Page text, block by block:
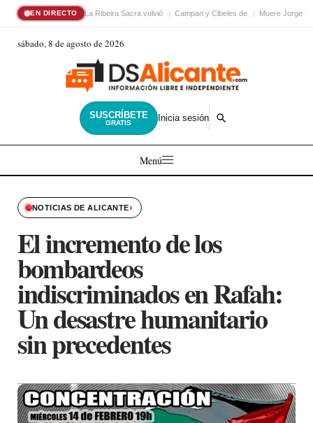
EN DIRECTO La Ribeira Sacra volvió Campari y Cibeles de Muere Jorge
sábado, 8 de agosto de 2026
SUSCRÍBETE
GRATIS Inicia sesión
Menú
NOTICIAS DE ALICANTE›
El incremento de los
bombardeos
indiscriminados en Rafah:
Un desastre humanitario
sin precedentes